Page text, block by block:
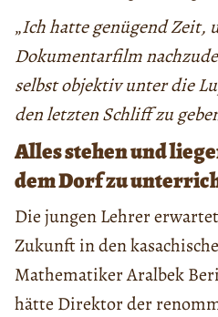
„Ich hatte genügend Zeit,
Dokumentarfilm
selbst objektiv unter die
den letzten Schliff zu
Alles stehen und
dem Dorf zu
Die jungen Lehrer
Zukunft in den
Mathematiker Aralbek
hätte Direktor der